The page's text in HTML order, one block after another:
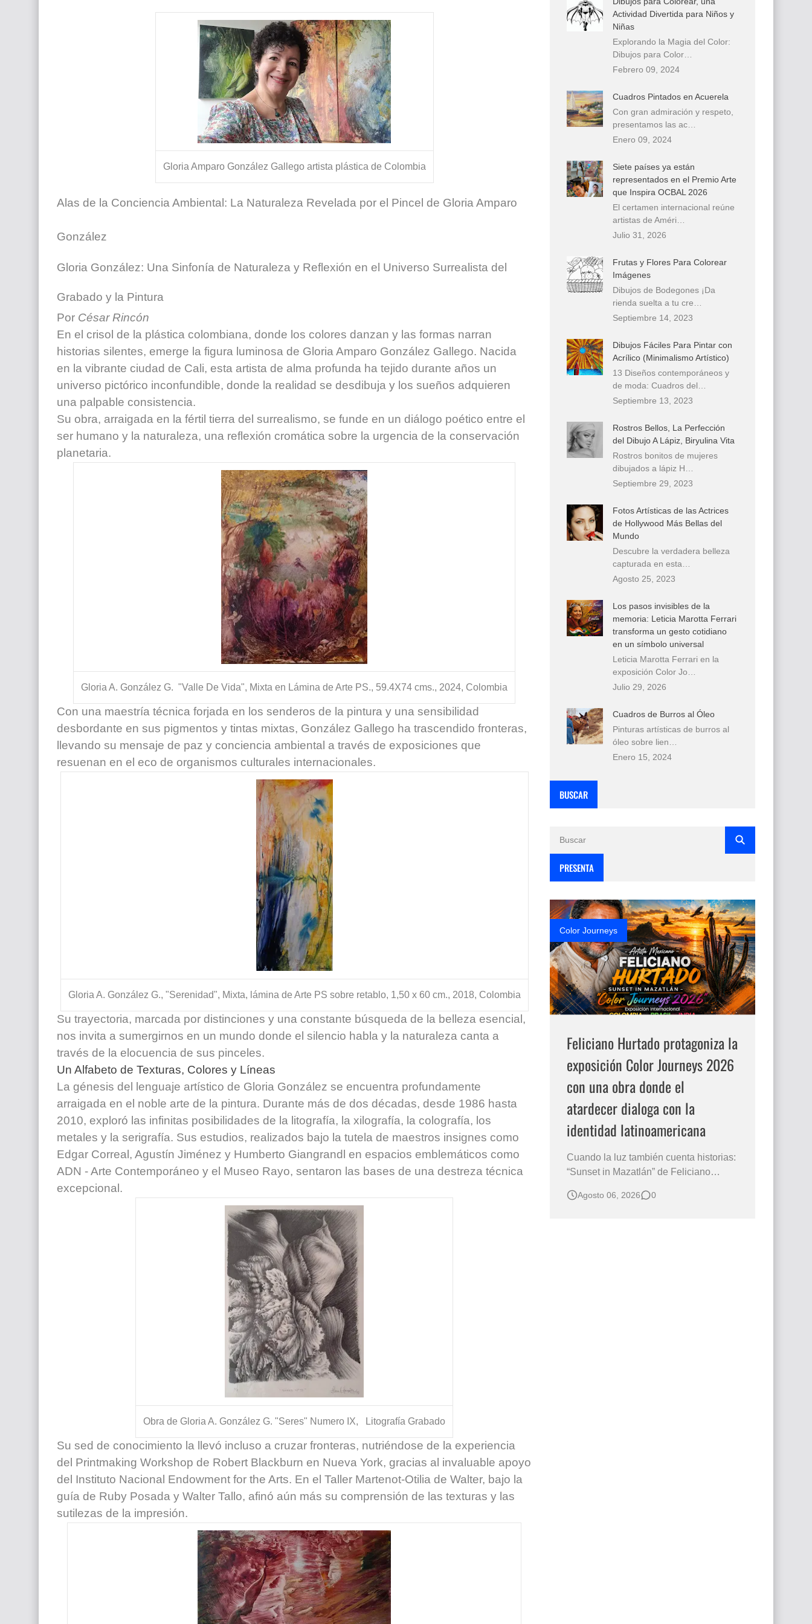
Que significan los cuadros de negras africanas?
El mundo del arte en pintura surrealista
Gloria Amparo González Gallego artista plástica de Colombia
Alas de la Conciencia Ambiental: La Naturaleza Revelada por el Pincel de Gloria Amparo
González
Gloria González: Una Sinfonía de Naturaleza y Reflexión en el Universo Surrealista del
Grabado y la Pintura
Por César Rincón
En el crisol de la plástica colombiana, donde los colores danzan y las formas narran
historias silentes, emerge la figura luminosa de Gloria Amparo González Gallego. Nacida
en la vibrante ciudad de Cali, esta artista de alma profunda ha tejido durante años un
universo pictórico inconfundible, donde la realidad se desdibuja y los sueños adquieren
una palpable consistencia.
Su obra, arraigada en la fértil tierra del surrealismo, se funde en un diálogo poético entre el
ser humano y la naturaleza, una reflexión cromática sobre la urgencia de la conservación
planetaria.
Gloria A. González G. "Valle De Vida", Mixta en Lámina de Arte PS., 59.4X74 cms., 2024, Colombia
Con una maestría técnica forjada en los senderos de la pintura y una sensibilidad
desbordante en sus pigmentos y tintas mixtas, González Gallego ha trascendido fronteras,
llevando su mensaje de paz y conciencia ambiental a través de exposiciones que
resuenan en el eco de organismos culturales internacionales.
Gloria A. González G., "Serenidad", Mixta, lámina de Arte PS sobre retablo, 1,50 x 60 cm., 2018, Colombia
Su trayectoria, marcada por distinciones y una constante búsqueda de la belleza esencial,
nos invita a sumergirnos en un mundo donde el silencio habla y la naturaleza canta a
través de la elocuencia de sus pinceles.
Un Alfabeto de Texturas, Colores y Líneas
La génesis del lenguaje artístico de Gloria González se encuentra profundamente
arraigada en el noble arte de la pintura. Durante más de dos décadas, desde 1986 hasta
2010, exploró las infinitas posibilidades de la litografía, la xilografía, la colografía, los
metales y la serigrafía. Sus estudios, realizados bajo la tutela de maestros insignes como
Edgar Correal, Agustín Jiménez y Humberto Giangrandl en espacios emblemáticos como
ADN - Arte Contemporáneo y el Museo Rayo, sentaron las bases de una destreza técnica
excepcional.
Obra de Gloria A. González G. "Seres" Numero IX, Litografía Grabado
Su sed de conocimiento la llevó incluso a cruzar fronteras, nutriéndose de la experiencia
del Printmaking Workshop de Robert Blackburn en Nueva York, gracias al invaluable apoyo
del Instituto Nacional Endowment for the Arts. En el Taller Martenot-Otilia de Walter, bajo la
guía de Ruby Posada y Walter Tallo, afinó aún más su comprensión de las texturas y las
sutilezas de la impresión.
Actividad Divertida para Niños y
Niñas
Explorando la Magia del Color:
Dibujos para Color…
Febrero 09, 2024
Cuadros Pintados en Acuerela
Con gran admiración y respeto,
presentamos las ac…
Enero 09, 2024
Siete países ya están
representados en el Premio Arte
que Inspira OCBAL 2026
El certamen internacional reúne
artistas de Améri…
Julio 31, 2026
Frutas y Flores Para Colorear
Imágenes
Dibujos de Bodegones ¡Da
rienda suelta a tu cre…
Septiembre 14, 2023
Dibujos Fáciles Para Pintar con
Acrílico (Minimalismo Artístico)
13 Diseños contemporáneos y
de moda: Cuadros del…
Septiembre 13, 2023
Rostros Bellos, La Perfección
del Dibujo A Lápiz, Biryulina Vita
Rostros bonitos de mujeres
dibujados a lápiz H…
Septiembre 29, 2023
Fotos Artísticas de las Actrices
de Hollywood Más Bellas del
Mundo
Descubre la verdadera belleza
capturada en esta…
Agosto 25, 2023
Los pasos invisibles de la
memoria: Leticia Marotta Ferrari
transforma un gesto cotidiano
en un símbolo universal
Leticia Marotta Ferrari en la
exposición Color Jo…
Julio 29, 2026
Cuadros de Burros al Óleo
Pinturas artísticas de burros al
óleo sobre lien…
Enero 15, 2024
BUSCAR
PRESENTA
Color Journeys
Feliciano Hurtado protagoniza la
exposición Color Journeys 2026
con una obra donde el
atardecer dialoga con la
identidad latinoamericana
Cuando la luz también cuenta historias:
“Sunset in Mazatlán” de Feliciano
Hay obras que no solo representan un
Agosto 06, 2026 0